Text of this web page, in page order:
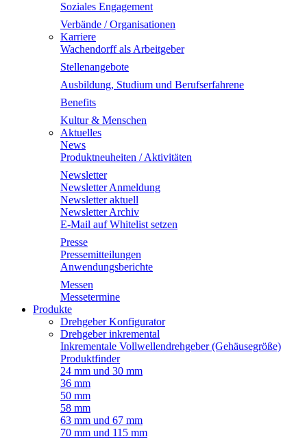
Soziales Engagement
Verbände / Organisationen
Karriere
Wachendorff als Arbeitgeber
Stellenangebote
Ausbildung, Studium und Berufserfahrene
Benefits
Kultur & Menschen
Aktuelles
News
Produktneuheiten / Aktivitäten
Newsletter
Newsletter Anmeldung
Newsletter aktuell
Newsletter Archiv
E-Mail auf Whitelist setzen
Presse
Pressemitteilungen
Anwendungsberichte
Messen
Messetermine
Produkte
Drehgeber Konfigurator
Drehgeber inkremental
Inkrementale Vollwellendrehgeber (Gehäusegröße)
Produktfinder
24 mm und 30 mm
36 mm
50 mm
58 mm
63 mm und 67 mm
70 mm und 115 mm